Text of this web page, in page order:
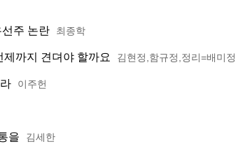
주 논란 최종학
까지 견뎌야 할까요 김현정,함규정,정리=배미정
이주헌
을 김세한